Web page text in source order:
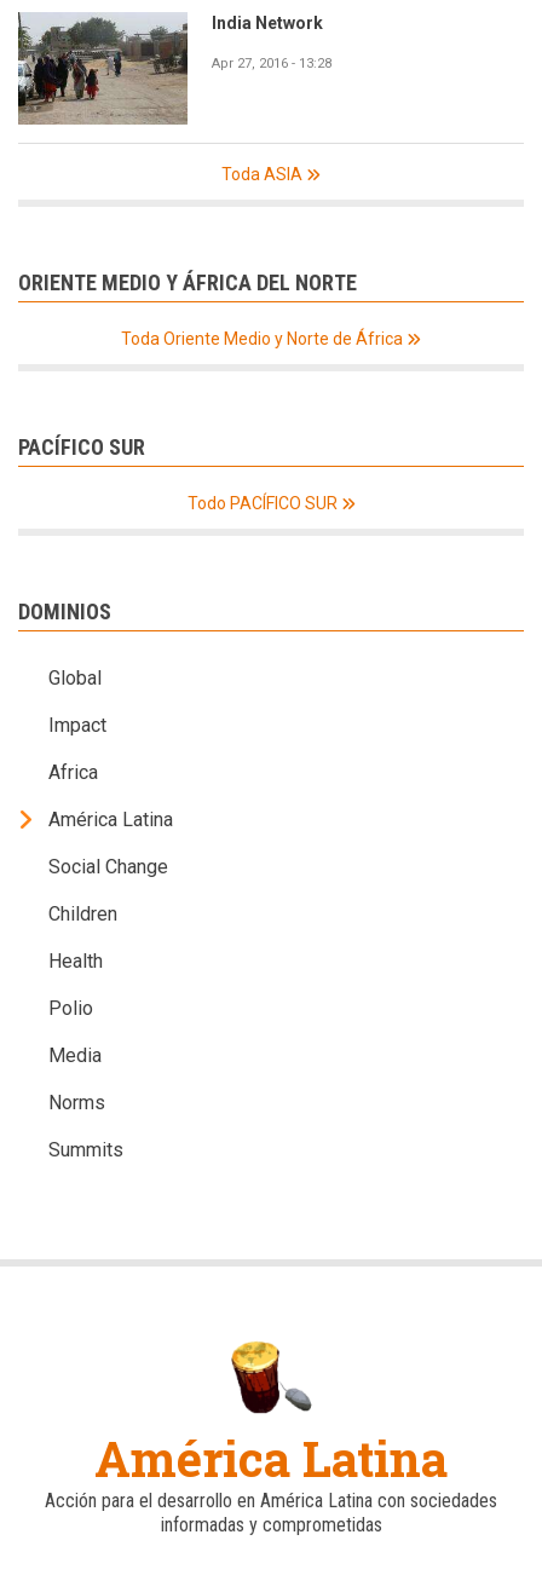
India Network
Apr 27, 2016 - 13:28
Toda ASIA
ORIENTE MEDIO Y ÁFRICA DEL NORTE
Toda Oriente Medio y Norte de África
PACÍFICO SUR
Todo PACÍFICO SUR
DOMINIOS
Global
Impact
Africa
América Latina
Social Change
Children
Health
Polio
Media
Norms
Summits
América Latina
Acción para el desarrollo en América Latina con sociedades
informadas y comprometidas